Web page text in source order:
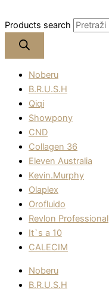
Products search
Noberu
B.R.U.S.H
Qiqi
Showpony
CND
Collagen 36
Eleven Australia
Kevin.Murphy
Olaplex
Orofluido
Revlon Professional
It`s a 10
CALECIM
Noberu
B.R.U.S.H